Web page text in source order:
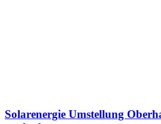
Solarenergie Umstellung